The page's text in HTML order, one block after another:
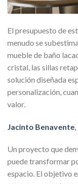
El presupuesto de
menudo se
mueble de baño
cristal, las sillas
solución diseñada
personalización,
valor.
Jacinto Benavente
Un proyecto que
puede transformar
espacio. El objetivo